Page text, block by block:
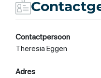
Contactpersoon
Theresia Eggen
Adres